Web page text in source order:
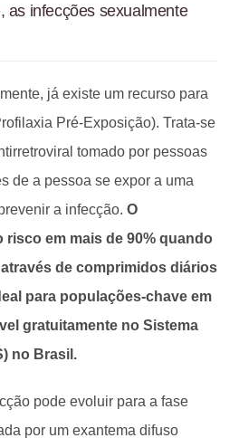
as infecções sexualmente
já existe um recurso para
Pré-Exposição). Trata-se
tomado por pessoas
de a pessoa se expor a uma
a infecção. O
risco em mais de 90% quando
de comprimidos diários
para populações-chave em
gratuitamente no Sistema
no Brasil.
pode evoluir para a fase
por um exantema difuso